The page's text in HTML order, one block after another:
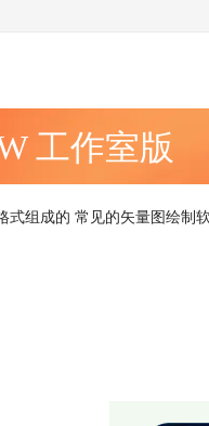
工作室版
式组成的 常见的矢量图绘制